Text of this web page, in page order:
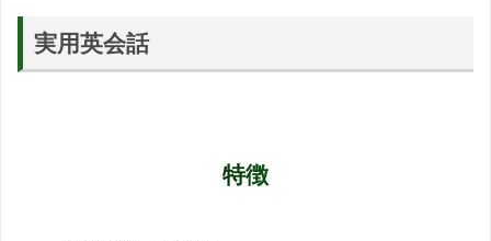
実用英会話
特徴